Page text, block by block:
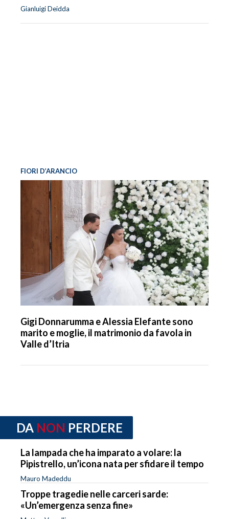
Gianluigi Deidda
FIORI D’ARANCIO
Gigi Donnarumma e Alessia Elefante sono
marito e moglie, il matrimonio da favola in
Valle d’Itria
DA NON PERDERE
La lampada che ha imparato a volare: la
Pipistrello, un’icona nata per sfidare il tempo
Mauro Madeddu
Troppe tragedie nelle carceri sarde:
«Un’emergenza senza fine»